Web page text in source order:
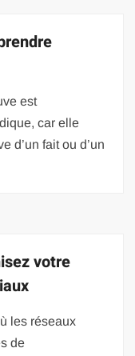
est
car elle
d’un fait ou d’un
votre
les réseaux
de